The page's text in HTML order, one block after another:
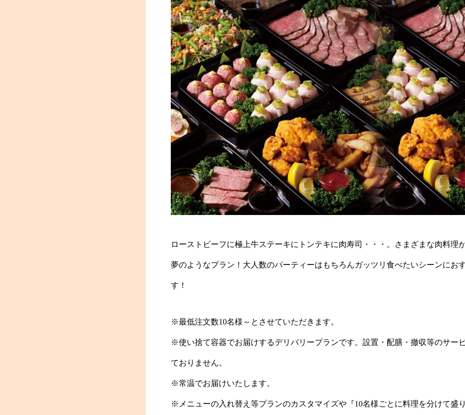
ローストビーフに極上牛ステーキにトンテキに肉寿司・・・。さまざまな肉料理
夢のようなプラン！大人数のパーティーはもちろんガッツリ食べたいシーンにお
す！
※最低注文数10名様～とさせていただきます。
※使い捨て容器でお届けするデリバリープランです。設置・配膳・撤収等のサー
ておりません。
※常温でお届けいたします。
※メニューの入れ替え等プランのカスタマイズや『10名様ごとに料理を分けて盛